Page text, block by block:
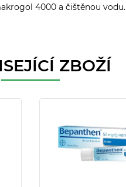
4000 a čištěnou vodu.
ZBOŽÍ